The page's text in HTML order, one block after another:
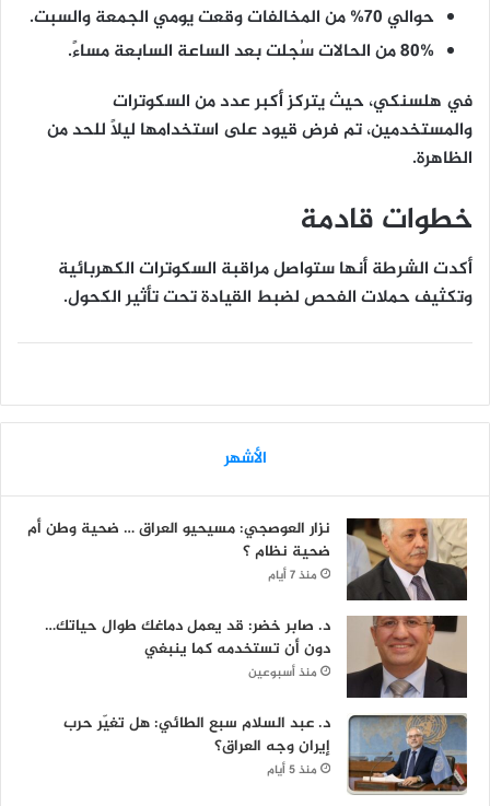
حوالي70%
من المخالفات وقعت يومي الجمعة والسبت.
80%من الحالات سُجلت بعد الساعة السابعة مساءً.
في هلسنكي، حيث يتركز أكبر عدد من السكوترات
والمستخدمين، تم فرض قيود على استخدامها ليلاً للحد من
الظاهرة.
خطوات قادمة
أكدت الشرطة أنها ستواصل مراقبة السكوترات الكهربائية
وتكثيف حملات الفحص لضبط القيادة تحت تأثير الكحول.
الأشهر
نزار العوصجي: مسيحيو العراق … ضحية وطن أم
ضحية نظام ؟
منذ 7 أيام
د. صابر خضر: قد يعمل دماغك طوال حياتك…
دون أن تستخدمه كما ينبغي
منذ أسبوعين
د. عبد السلام سبع الطائي: هل تغيّر حرب
إيران وجه العراق؟
منذ 5 أيام